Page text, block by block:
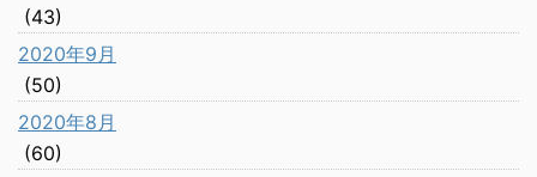
(43)
2020年9月
(50)
2020年8月
(60)